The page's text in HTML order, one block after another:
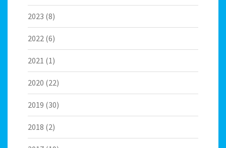
2023 (8)
2022 (6)
2021 (1)
2020 (22)
2019 (30)
2018 (2)